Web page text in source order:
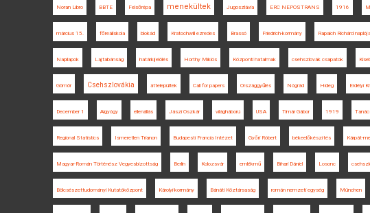
Noran Libro BBTE Felsőrépa menekültek Jugoszlávia ERC NEPOSTRANS 1916
március 15. főreáliskola blokád Kratochwill ezredes Brassó Friedrich-kormány Rapaich Richárd naplója
Napilapok Lajtabánság határkijelölés Horthy Miklós Központi hatalmak csehszlovák csapatok
Gömör Csehszlovákia áttelepültek Call for papers Országgyűlés Nógrád Hideg Erdélyi
December 1 Algyógy ellenállás Jászi Oszkár világháború USA Timár Gábor 1919
Regional Statistics Ismeretlen Trianon Budapesti Francia Intézet Győri Róbert békeelőkészítés Kárpát-
Magyar-Román Történész Vegyesbizottság Berlin Kolozsvár emlékmű Bihari Dániel Losonc
Bölcsészettudományi Kutatóközpont Károlyi-kormány Bánáti Köztársaság román nemzeti egység München